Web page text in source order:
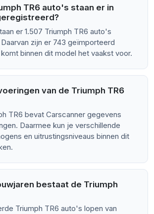
TR6 auto's staan er in
er 1.507 Triumph TR6 auto's
zijn er 743 geïmporteerd
binnen dit model het vaakst voor.
van de Triumph TR6
TR6 bevat Carscanner gegevens
Daarmee kun je verschillende
en uitrustingsniveaus binnen dit
bestaat de Triumph
Triumph TR6 auto's lopen van